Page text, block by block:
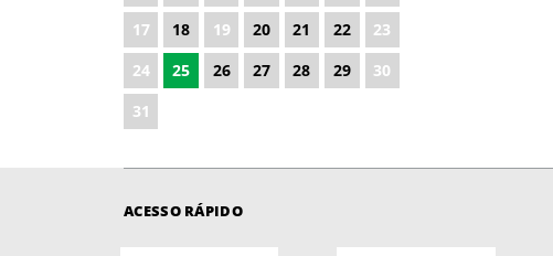
17
18 19 20 21 22
23
24
25 26 27 28 29
30
31
ACESSO RÁPIDO